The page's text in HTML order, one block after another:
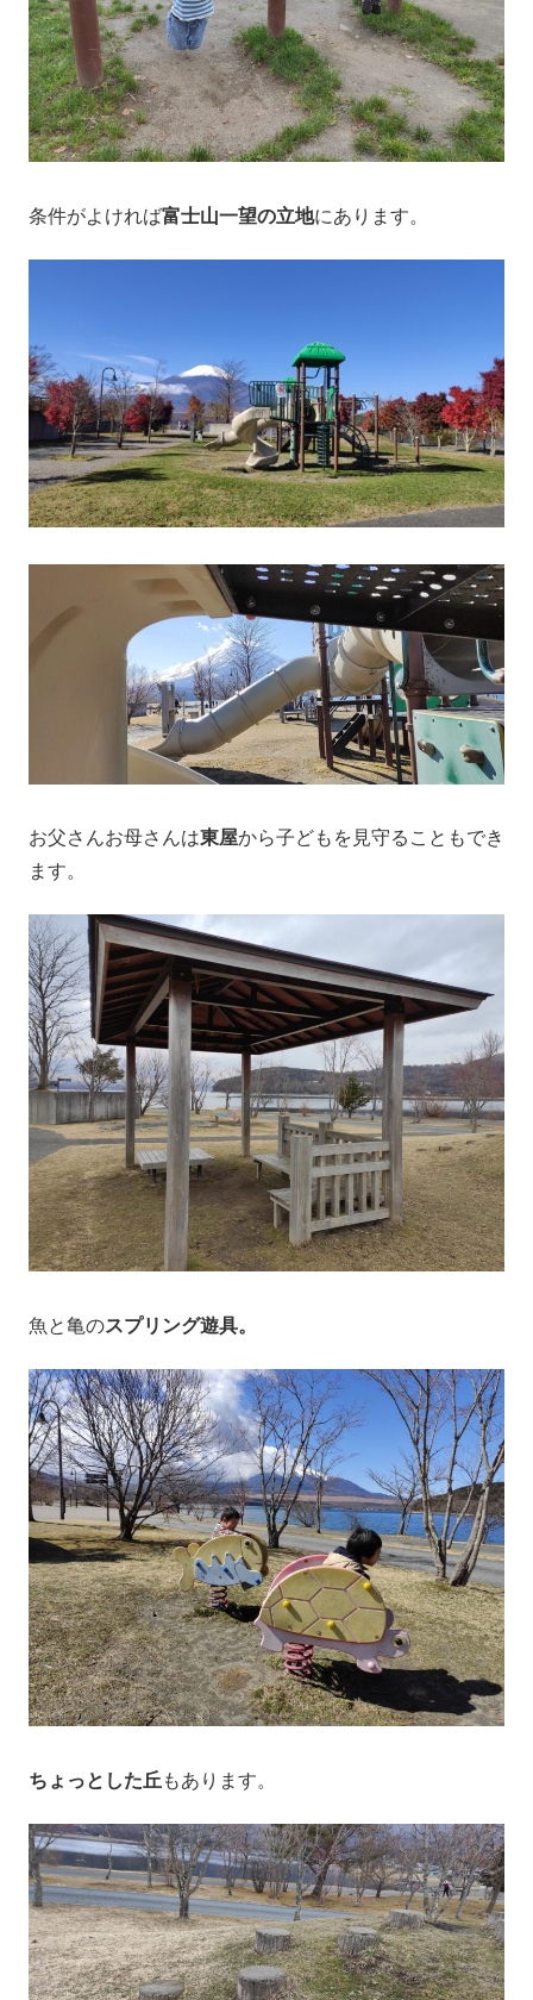
条件がよければ富士山一望の立地にあります。
お父さんお母さんは東屋から子どもを見守ることもでき
ます。
魚と亀のスプリング遊具。
ちょっとした丘 もあります。